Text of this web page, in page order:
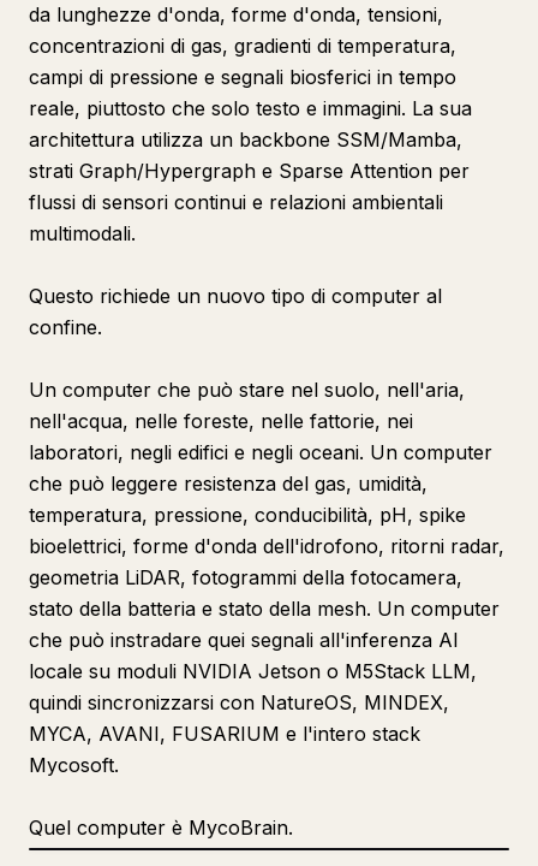
da lunghezze d'onda, forme d'onda, tensioni,
concentrazioni di gas, gradienti di temperatura,
campi di pressione e segnali biosferici in tempo
reale, piuttosto che solo testo e immagini. La sua
architettura utilizza un backbone SSM/Mamba,
strati Graph/Hypergraph e Sparse Attention per
flussi di sensori continui e relazioni ambientali
multimodali.
Questo richiede un nuovo tipo di computer al
confine.
Un computer che può stare nel suolo, nell'aria,
nell'acqua, nelle foreste, nelle fattorie, nei
laboratori, negli edifici e negli oceani. Un computer
che può leggere resistenza del gas, umidità,
temperatura, pressione, conducibilità, pH, spike
bioelettrici, forme d'onda dell'idrofono, ritorni radar,
geometria LiDAR, fotogrammi della fotocamera,
stato della batteria e stato della mesh. Un computer
che può instradare quei segnali all'inferenza AI
locale su moduli NVIDIA Jetson o M5Stack LLM,
quindi sincronizzarsi con NatureOS, MINDEX,
MYCA, AVANI, FUSARIUM e l'intero stack
Mycosoft.
Quel computer è MycoBrain.